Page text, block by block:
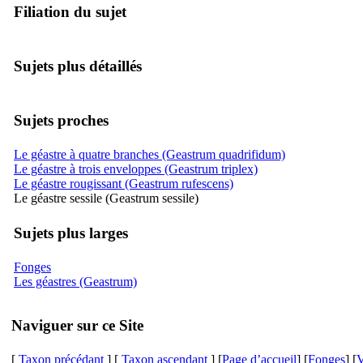
Filiation du sujet
Sujets plus détaillés
Sujets proches
Le géastre à quatre branches (Geastrum quadrifidum)
Le géastre à trois enveloppes (Geastrum triplex)
Le géastre rougissant (Geastrum rufescens)
Le géastre sessile (Geastrum sessile)
Sujets plus larges
Fonges
Les géastres (Geastrum)
Naviguer sur ce Site
[ Taxon précédant ] [ Taxon ascendant ] [Page d’accueil] [Fonges] [